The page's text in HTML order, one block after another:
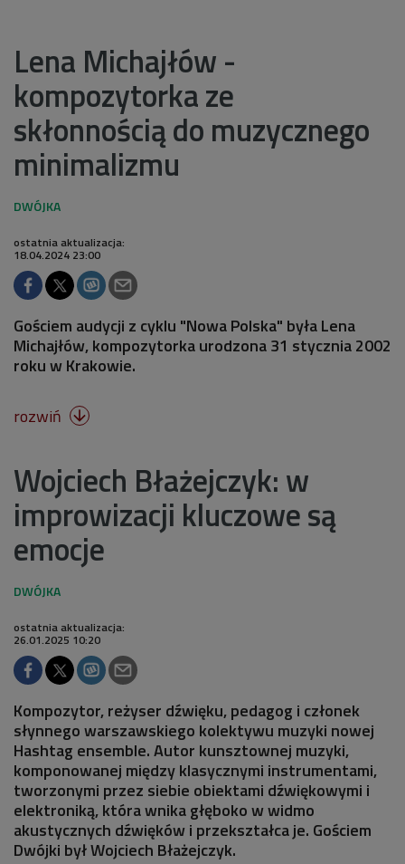
Lena Michajłów -
kompozytorka ze
skłonnością do muzycznego
minimalizmu
ostatnia aktualizacja:
18.04.2024 23:00
Gościem audycji z cyklu "Nowa Polska" była Lena
Michajłów, kompozytorka urodzona 31 stycznia 2002
roku w Krakowie.
rozwiń 
Wojciech Błażejczyk: w
improwizacji kluczowe są
emocje
ostatnia aktualizacja:
26.01.2025 10:20
Kompozytor, reżyser dźwięku, pedagog i członek
słynnego warszawskiego kolektywu muzyki nowej
Hashtag ensemble. Autor kunsztownej muzyki,
komponowanej między klasycznymi instrumentami,
tworzonymi przez siebie obiektami dźwiękowymi i
elektroniką, która wnika głęboko w widmo
akustycznych dźwięków i przekształca je. Gościem
Dwójki był Wojciech Błażejczyk.